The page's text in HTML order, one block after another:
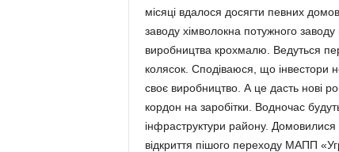
місяці вдалося досягти певних
заводу хім­волокна потужного
виробництва крохмалю. Ведуться
колясок. Сподіваюся, що інвестори
своє виробництво. А це дасть нові
кордон на заробітки. Водночас
інфраструктури району. Домовилися
відкриття пішого переходу МАПП